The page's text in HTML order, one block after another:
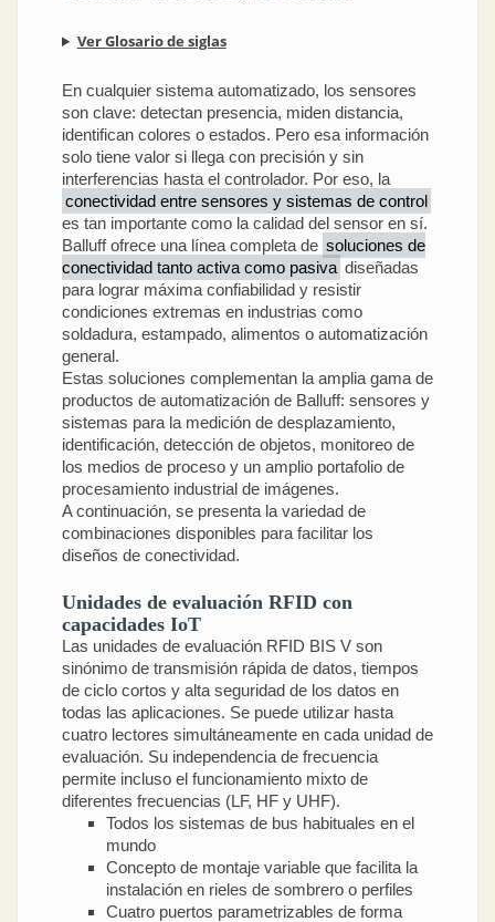
Ver Glosario de siglas
En cualquier sistema automatizado, los sensores
son clave: detectan presencia, miden distancia,
identifican colores o estados. Pero esa información
solo tiene valor si llega con precisión y sin
interferencias hasta el controlador. Por eso, la
conectividad entre sensores y sistemas de control
es tan importante como la calidad del sensor en sí.
Balluff ofrece una línea completa de soluciones de
conectividad tanto activa como pasiva diseñadas
para lograr máxima confiabilidad y resistir
condiciones extremas en industrias como
soldadura, estampado, alimentos o automatización
general.
Estas soluciones complementan la amplia gama de
productos de automatización de Balluff: sensores y
sistemas para la medición de desplazamiento,
identificación, detección de objetos, monitoreo de
los medios de proceso y un amplio portafolio de
procesamiento industrial de imágenes.
A continuación, se presenta la variedad de
combinaciones disponibles para facilitar los
diseños de conectividad.
Unidades de evaluación RFID con
capacidades IoT
Las unidades de evaluación RFID BIS V son
sinónimo de transmisión rápida de datos, tiempos
de ciclo cortos y alta seguridad de los datos en
todas las aplicaciones. Se puede utilizar hasta
cuatro lectores simultáneamente en cada unidad de
evaluación. Su independencia de frecuencia
permite incluso el funcionamiento mixto de
diferentes frecuencias (LF, HF y UHF).
Todos los sistemas de bus habituales en el
mundo
Concepto de montaje variable que facilita la
instalación en rieles de sombrero o perfiles
Cuatro puertos parametrizables de forma